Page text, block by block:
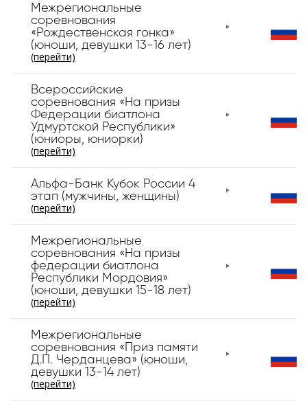
Межрегиональные
соревнования
«Рождественская гонка»
(юноши, девушки 13-16 лет)
(перейти)
Всероссийские
соревнования «На призы
Федерации биатлона
Удмуртской Республики»
(юниоры, юниорки)
(перейти)
Альфа-Банк Кубок России 4
этап (мужчины, женщины)
(перейти)
Межрегиональные
соревнования «На призы
федерации биатлона
Республики Мордовия»
(юноши, девушки 15-18 лет)
(перейти)
Межрегиональные
соревнования «Приз памяти
Д.П. Черданцева» (юноши,
девушки 13-14 лет)
(перейти)